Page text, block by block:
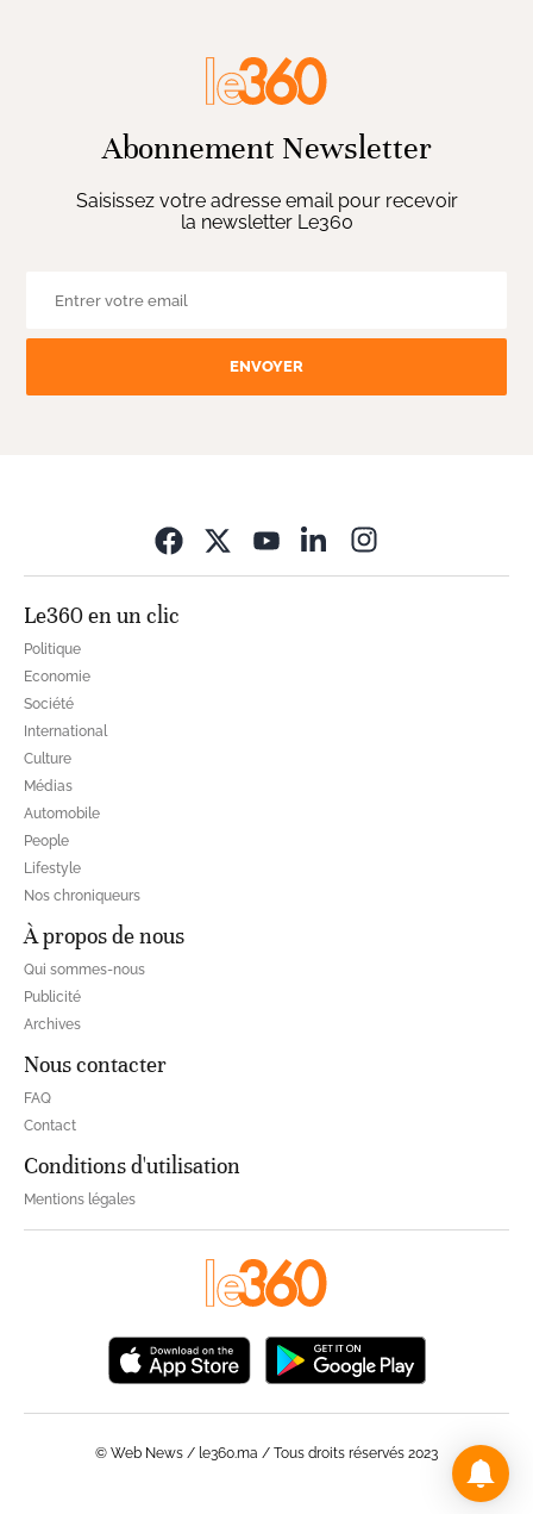
Abonnement Newsletter
Saisissez votre adresse email pour recevoir
la newsletter Le360
ENVOYER
Le360 en un clic
Politique
Economie
Société
International
Culture
Médias
Automobile
People
Lifestyle
Nos chroniqueurs
À propos de nous
Qui sommes-nous
Publicité
Archives
Nous contacter
FAQ
Contact
Conditions d'utilisation
Mentions légales
© Web News / le360.ma / Tous droits réservés 2023